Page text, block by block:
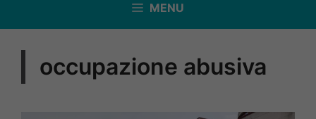
MENU
occupazione abusiva